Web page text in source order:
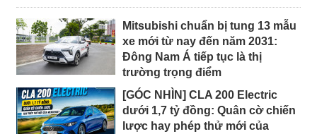
Mitsubishi chuẩn bị tung 13 mẫu
xe mới từ nay đến năm 2031:
Đông Nam Á tiếp tục là thị
trường trọng điểm
[GÓC NHÌN] CLA 200 Electric
dưới 1,7 tỷ đồng: Quân cờ chiến
lược hay phép thử mới của